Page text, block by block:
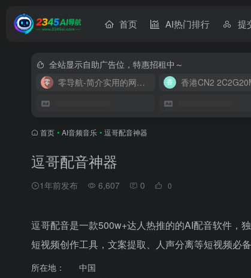
首页 AI热门排行 提
全站显示自助广告位，特惠招租中～
零导航-简介实用的网址导航
首页 • AI音频音乐 • 逗哥配音神器
逗哥配音神器
1年前发布 6,607 0 0
逗哥配音是一款500w+达人热推的的AI配音软件，
短视频创作工具，文案提取、人声分离等短视频必
所在地：
中国